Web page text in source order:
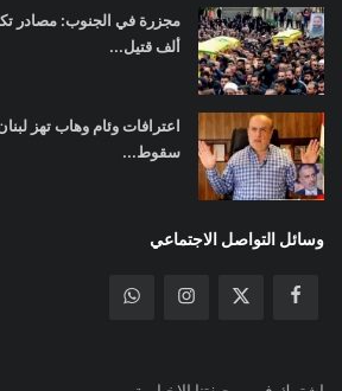
ألف قتيل...
اعترافات وئام وهاب تهز
سقوط...
وسائل التواصل الاجتماعي